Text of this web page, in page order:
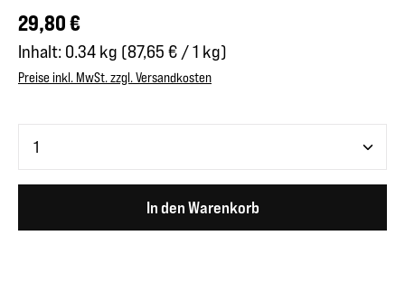
Regulärer Preis:
29,80 €
Inhalt: 0.34 kg (87,65 € / 1 kg)
Preise inkl. MwSt. zzgl. Versandkosten
In den Warenkorb